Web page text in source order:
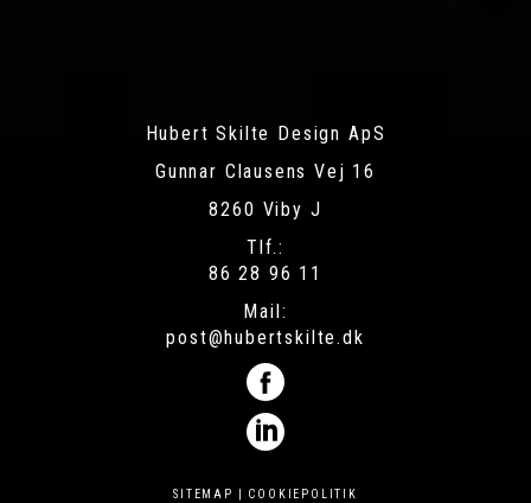
Hubert Skilte Design ApS
Gunnar Clausens Vej 16
8260 Viby J
Tlf.:
86 28 96 11
Mail:
post@hubertskilte.dk
SITEMAP COOKIEPOLITIK